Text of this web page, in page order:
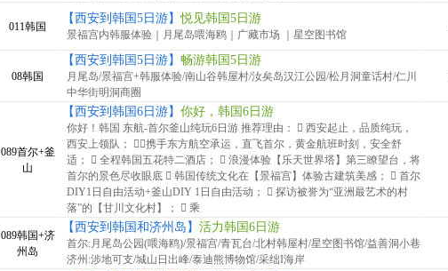
011韩国
【西安到韩国5日游】悦见韩国5日游
景福宫内韩服体验｜月尾岛喂海鸥｜广藏市场 ｜星空图书馆
08韩国
【西安到韩国5日游】 畅游韩国5日游
月尾岛/景福宫+韩服体验/南山谷韩屋村/汝矣岛汉江公园/松月洞童话村/仁川
中华街明洞商圈
089首尔+釜
山
【西安到韩国6日游】 你好，韩国6日游
你好！韩国 东航-首尔釜山纯玩6日游 推荐理由：  西安起止，品质纯玩，
西安上领队； 携手东方航空承运，直飞首尔，黄金航班时刻，安全舒
适；  全程韩国五花特二酒店；  浪漫体验【乐天世界塔】第三瞭望台，将
首尔的景色尽收眼底  韩国传统文化在【景福宫】体验古建筑美感；  首尔
DIY1日自由活动+釜山DIY 1日自由活动；  探访被誉为“亚洲最艺术的村
落”的【甘川文化村】；  乘
089韩国+济
州岛
【西安到韩国和济州岛】 活力韩国6日游
首尔:月尾岛公园(喂海鸥)/景福宫/青瓦台/北村韩屋村/星空图书馆/益善洞小巷
济州:涉地可支/城山日出峰/泰迪熊博物馆/采绌I海岸